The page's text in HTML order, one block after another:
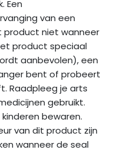
Een
van een
product niet wanneer
product speciaal
aanbevolen), een
bent of probeert
Raadpleeg je arts
gebruikt.
bewaren.
van dit product zijn
wanneer de seal